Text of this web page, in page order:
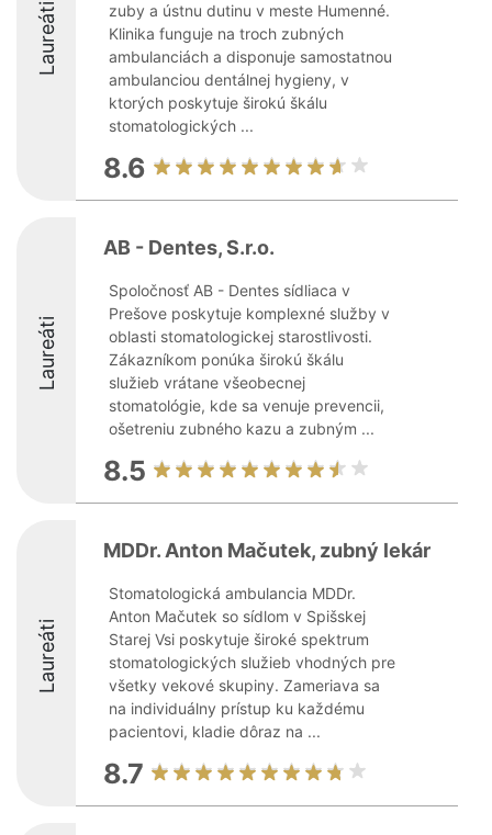
Laureáti
zuby a ústnu dutinu v meste Humenné.
Klinika funguje na troch zubných
ambulanciách a disponuje samostatnou
ambulanciou dentálnej hygieny, v
ktorých poskytuje širokú škálu
stomatologických ...
8.6
Laureáti
AB - Dentes, S.r.o.
Spoločnosť AB - Dentes sídliaca v
Prešove poskytuje komplexné služby v
oblasti stomatologickej starostlivosti.
Zákazníkom ponúka širokú škálu
služieb vrátane všeobecnej
stomatológie, kde sa venuje prevencii,
ošetreniu zubného kazu a zubným ...
8.5
Laureáti
MDDr. Anton Mačutek, zubný lekár
Stomatologická ambulancia MDDr.
Anton Mačutek so sídlom v Spišskej
Starej Vsi poskytuje široké spektrum
stomatologických služieb vhodných pre
všetky vekové skupiny. Zameriava sa
na individuálny prístup ku každému
pacientovi, kladie dôraz na ...
8.7